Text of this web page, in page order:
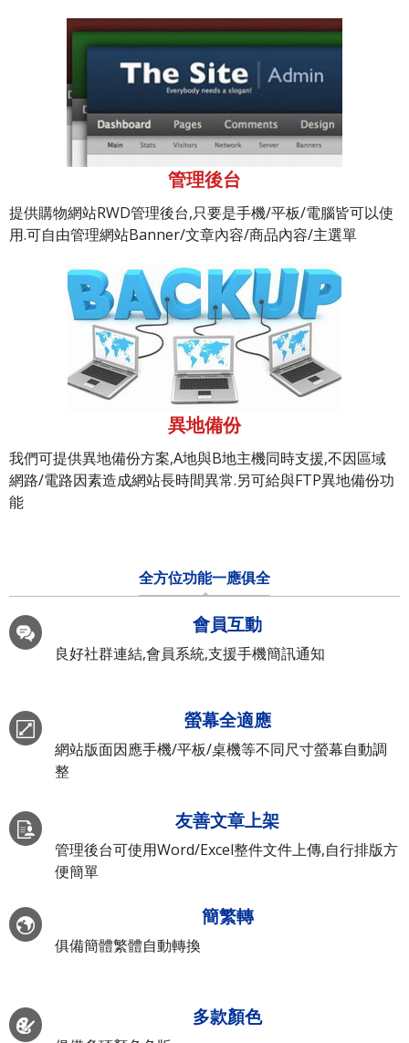
管理後台
提供購物網站RWD管理後台,只要是手機/平板/電腦皆可以使
用.可自由管理網站Banner/文章內容/商品內容/主選單
異地備份
我們可提供異地備份方案,A地與B地主機同時支援,不因區域
網路/電路因素造成網站長時間異常.另可給與FTP異地備份功
能
全方位功能一應俱全
會員互動
良好社群連結,會員系統,支援手機簡訊通知
螢幕全適應
網站版面因應手機/平板/桌機等不同尺寸螢幕自動調
整
友善文章上架
管理後台可使用Word/Excel整件文件上傳,自行排版方
便簡單
簡繁轉
俱備簡體繁體自動轉換
多款顏色